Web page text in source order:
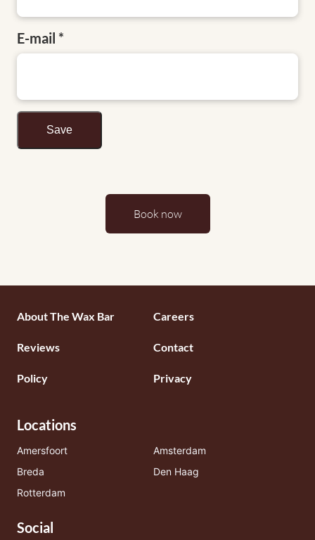
E-mail
Book now
Footermenu
About The Wax Bar Careers
Reviews Contact
Policy Privacy
Locations
Amersfoort
Amsterdam
Breda
Den Haag
Rotterdam
Social